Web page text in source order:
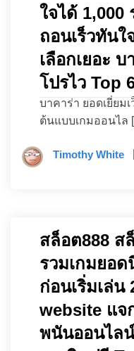
ใจได้ 1,000
ถอนเร็วทันใ
เลือกเยอะ
โปรไว Top
บาคาร่า ยอดเยี่ยม
ต้นแบบเกมออนไล
Timothy White
สล็อต888 ส
รวมเกมยอ
ก่อนเริ่มเล่น
website แจ
พนันออนไล